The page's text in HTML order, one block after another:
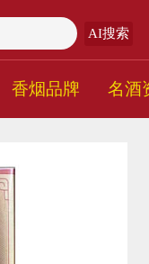
AI搜索
香烟品牌 名酒